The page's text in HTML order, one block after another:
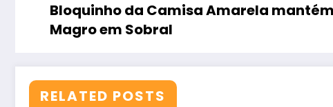
Bloquinho da Camisa Amarela
Magro em Sobral
RELATED POSTS